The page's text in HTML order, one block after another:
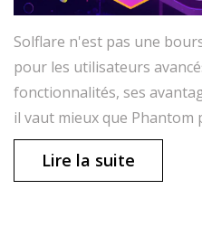
Solflare n'est pas une
pour les utilisateurs
fonctionnalités, ses
il vaut mieux que Phantom
Lire la suite